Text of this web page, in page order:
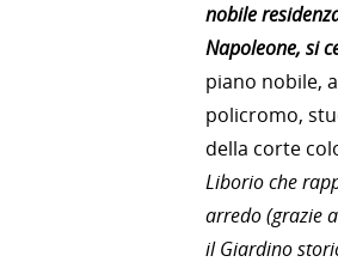
nobile
Napoleone, si
piano nobile,
policromo,
della corte
Liborio che
arredo (grazie
il Giardino